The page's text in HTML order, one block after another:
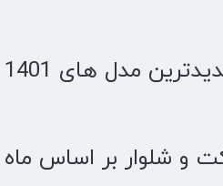
و شلوار بر اساس ماه